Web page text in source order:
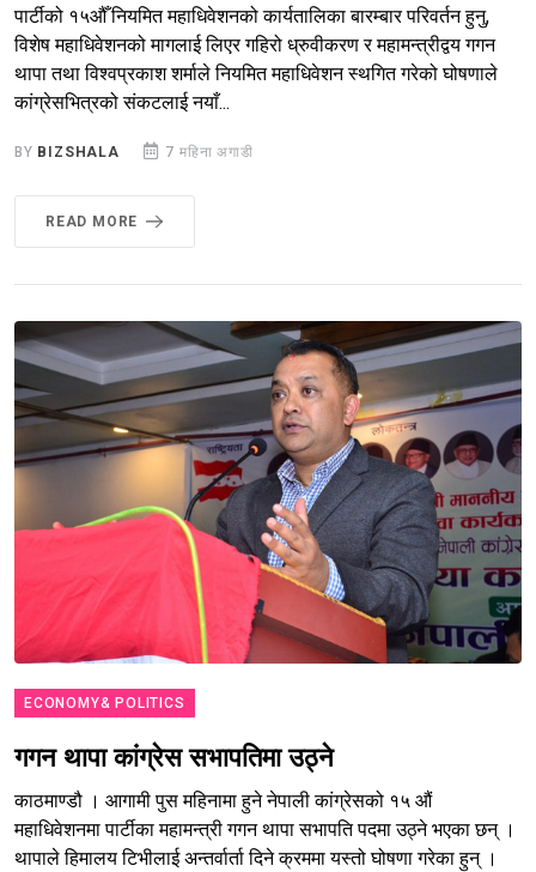
पार्टीको १५औँ नियमित महाधिवेशनको कार्यतालिका बारम्बार परिवर्तन हुनु,
विशेष महाधिवेशनको मागलाई लिएर गहिरो ध्रुवीकरण र महामन्त्रीद्वय गगन
थापा तथा विश्वप्रकाश शर्माले नियमित महाधिवेशन स्थगित गरेको घोषणाले
कांग्रेसभित्रको संकटलाई नयाँ...
BY BIZSHALA 7 महिना अगाडी
READ MORE
ECONOMY& POLITICS
गगन थापा कांग्रेस सभापतिमा उठ्ने
काठमाण्डौ । आगामी पुस महिनामा हुने नेपाली कांग्रेसको १५ औं
महाधिवेशनमा पार्टीका महामन्त्री गगन थापा सभापति पदमा उठ्ने भएका छन् ।
थापाले हिमालय टिभीलाई अन्तर्वार्ता दिने क्रममा यस्तो घोषणा गरेका हुन् ।